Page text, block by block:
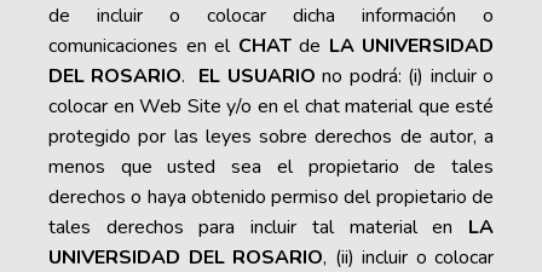
de incluir o colocar dicha información o
comunicaciones en el CHATde LA UNIVERSIDAD
DEL ROSARIO. EL USUARIO no podrá: (i) incluir o
colocar en Web Site y/o en el chat material que esté
protegido por las leyes sobre derechos de autor, a
menos que usted sea el propietario de tales
derechos o haya obtenido permiso del propietario de
tales derechos para incluir tal material en LA
UNIVERSIDAD DEL ROSARIO, (ii) incluir o colocar